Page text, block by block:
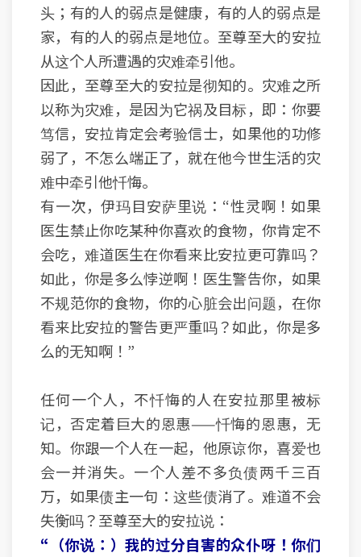
头；有的人的弱点是健康，有的人的弱点是
家，有的人的弱点是地位。至尊至大的安拉
从这个人所遭遇的灾难牵引他。
因此，至尊至大的安拉是彻知的。灾难之所
以称为灾难，是因为它祸及目标，即：你要
笃信，安拉肯定会考验信士，如果他的功修
弱了，不怎么端正了，就在他今世生活的灾
难中牵引他忏悔。
有一次，伊玛目安萨里说：“性灵啊！如果
医生禁止你吃某种你喜欢的食物，你肯定不
会吃，难道医生在你看来比安拉更可靠吗？
如此，你是多么悖逆啊！医生警告你，如果
不规范你的食物，你的心脏会出问题，在你
看来比安拉的警告更严重吗？如此，你是多
么的无知啊！”
任何一个人，不忏悔的人在安拉那里被标
记，否定着巨大的恩惠——忏悔的恩惠，无
知。你跟一个人在一起，他原谅你，喜爱也
会一并消失。一个人差不多负债两千三百
万，如果债主一句：这些债消了。难道不会
失衡吗？至尊至大的安拉说：
“（你说：）我的过分自害的众仆呀！你们